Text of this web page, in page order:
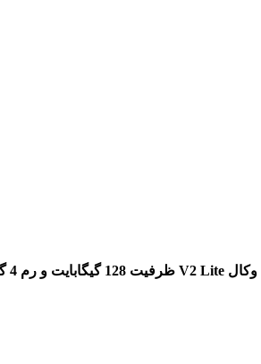
وکال V2 Lite ظرفیت 128 گیگابایت و رم 4 گیگابایت